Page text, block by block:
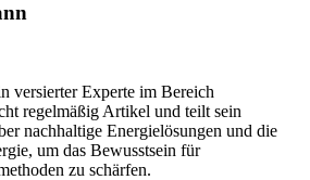
versierter Experte im Bereich
regelmäßig Artikel und teilt sein
nachhaltige Energielösungen und die
um das Bewusstsein für
zu schärfen.